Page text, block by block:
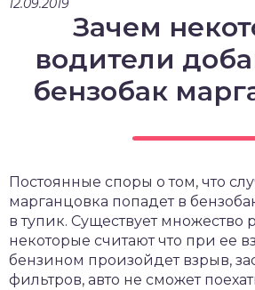
12.09.2019
Зачем
водители
бензобак
Постоянные споры о том, что
марганцовка попадет в
в тупик. Существует множество
некоторые считают что при ее
бензином произойдет взрыв,
фильтров, авто не сможет